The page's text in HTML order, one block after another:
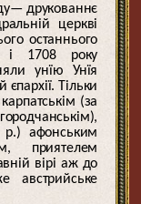
друкованнє
церкві
останнього
і 1708 року
унїю Унїя
єпархії. Тільки
(за
афонським
приятелем
вірі аж до
австрийське